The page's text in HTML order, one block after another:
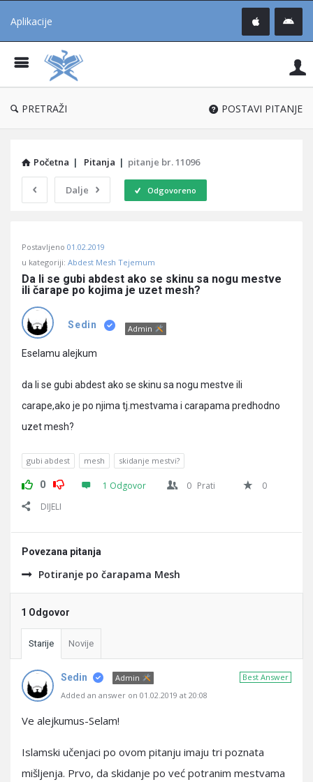
Aplikacije
®
PRETRAŽI POSTAVI PITANJE
Početna | Pitanja | pitanje br. 11096
Dalje Odgovoreno
Učene
Latest
Pitanja
Postavljeno 01.02.2019
u kategoriji: Abdest Mesh Tejemum
Da li se gubi abdest ako se skinu sa nogu mestve
ili čarape po kojima je uzet mesh?
Sedin Admin
Eselamu alejkum
da li se gubi abdest ako se skinu sa nogu mestve ili
carape,ako je po njima tj.mestvama i carapama predhodno
uzet mesh?
gubi abdest mesh skidanje mestvi?
0 1 Odgovor 0 Prati
0
DIJELI
Povezana pitanja
Potiranje po čarapama Mesh
1 Odgovor
Starije Novije
Best Answer
Sedin
Admin
Added an answer on 01.02.2019 at 20:08
Ve alejkumus-Selam!
Islamski učenjaci po ovom pitanju imaju tri poznata
mišljenja. Prvo, da skidanje po već potranim mestvama